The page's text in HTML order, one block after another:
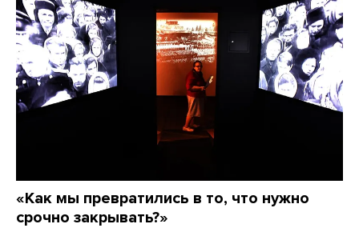
«Как мы превратились в то, что нужно
срочно закрывать?»